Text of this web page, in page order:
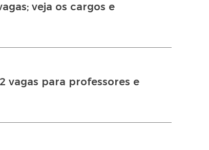
veja os cargos e
vagas para professores e